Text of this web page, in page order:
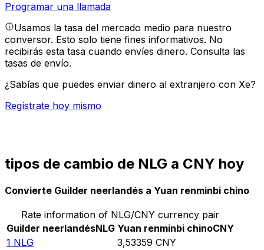
Programar una llamada
Usamos la tasa del mercado medio para nuestro
conversor. Esto solo tiene fines informativos. No
recibirás esta tasa cuando envíes dinero. Consulta las
tasas de envío.
¿Sabías que puedes enviar dinero al extranjero con Xe?
Regístrate hoy mismo
tipos de cambio de NLG a CNY hoy
Convierte Guilder neerlandés a Yuan renminbi chino
Rate information of NLG/CNY currency pair
Guilder neerlandésNLG Yuan renminbi chinoCNY
1 NLG 3,53359 CNY